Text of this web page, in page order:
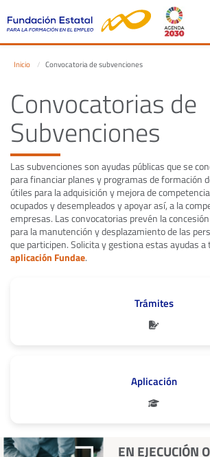
Inicio Convocatoria de subvenciones
Convocatorias de
Subvenciones
Las subvenciones son ayudas públicas que se
para financiar planes y programas de formación
útiles para la adquisición y mejora de
ocupados y desempleados y apoyar así, a la
empresas. Las convocatorias prevén la
para la manutención y desplazamiento de las
que participen. Solicita y gestiona estas ayudas a
aplicación Fundae.
Trámites
Aplicación
EN EJECUCIÓN